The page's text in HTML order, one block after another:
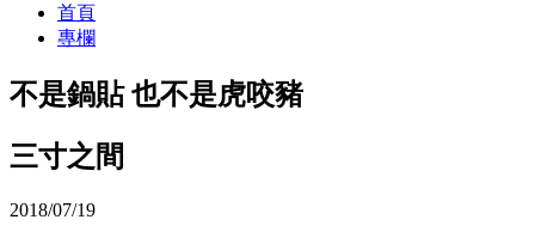
首頁
專欄
不是鍋貼 也不是虎咬豬
三寸之間
2018/07/19